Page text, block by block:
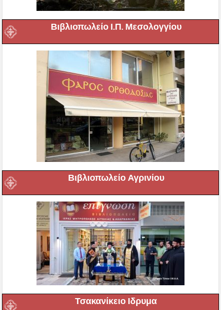
Βιβλιοπωλείο Ι.Π. Μεσολογγίου
Βιβλιοπωλείο Αγρινίου
Τσακανίκειο Ιδρυμα